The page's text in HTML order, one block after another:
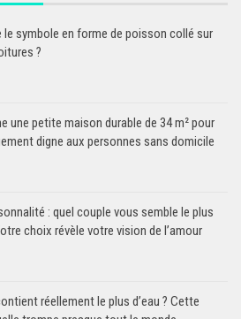
le symbole en forme de poisson collé sur
?
une petite maison durable de 34 m² pour
digne aux personnes sans domicile
: quel couple vous semble le plus
choix révèle votre vision de l’amour
réellement le plus d’eau ? Cette